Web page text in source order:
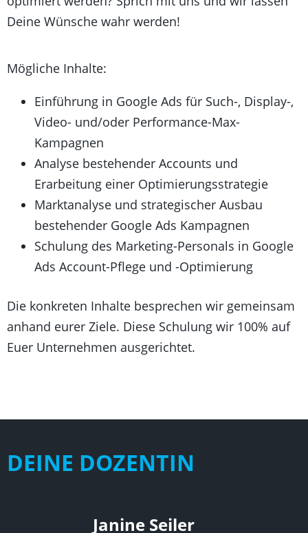
Deine Wünsche wahr werden!
Mögliche Inhalte:
Einführung in Google Ads für Such-, Display-,
Video- und/oder Performance-Max-
Kampagnen
Analyse bestehender Accounts und
Erarbeitung einer Optimierungsstrategie
Marktanalyse und strategischer Ausbau
bestehender Google Ads Kampagnen
Schulung des Marketing-Personals in Google
Ads Account-Pflege und -Optimierung
Die konkreten Inhalte besprechen wir gemeinsam
anhand eurer Ziele. Diese Schulung wir 100% auf
Euer Unternehmen ausgerichtet.
DEINE DOZENTIN
Janine Seiler